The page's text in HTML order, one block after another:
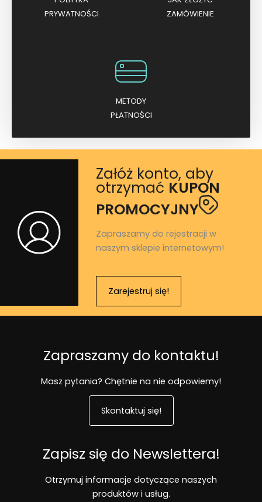
PRYWATNOŚCI
ZAMÓWIENIE
METODY
PŁATNOŚCI
Załóż konto, aby
otrzymać KUPON
PROMOCYJNY
Zapraszamy do rejestracji w
naszym sklepie internetowym!
Zarejestruj się!
Zapraszamy do kontaktu!
Masz pytania? Chętnie na nie odpowiemy!
Skontaktuj się!
Zapisz się do Newslettera!
Otrzymuj informacje dotyczące naszych
produktów i usług.